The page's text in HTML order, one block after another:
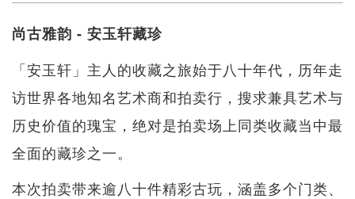
尚古雅韵 - 安玉轩藏珍
「安玉轩」主人的收藏之旅始于八十年代，历年走
访世界各地知名艺术商和拍卖行，搜求兼具艺术与
历史价值的瑰宝，绝对是拍卖场上同类收藏当中最
全面的藏珍之一。
本次拍卖带来逾八十件精彩古玩，涵盖多个门类、